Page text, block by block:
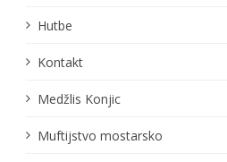
Hutbe
Kontakt
Medžlis Konjic
Muftijstvo mostarsko